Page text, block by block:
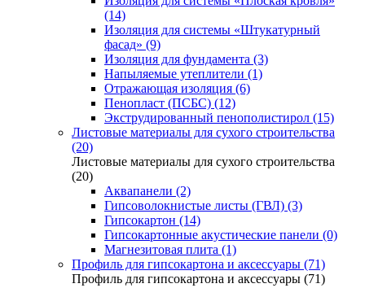
(14)
Изоляция для системы «Штукатурный
фасад» (9)
Изоляция для фундамента (3)
Напыляемые утеплители (1)
Отражающая изоляция (6)
Пенопласт (ПСБС) (12)
Экструдированный пенополистирол (15)
Листовые материалы для сухого строительства
(20)
Листовые материалы для сухого строительства
(20)
Аквапанели (2)
Гипсоволокнистые листы (ГВЛ) (3)
Гипсокартон (14)
Гипсокартонные акустические панели (0)
Магнезитовая плита (1)
Профиль для гипсокартона и аксессуары (71)
Профиль для гипсокартона и аксессуары (71)